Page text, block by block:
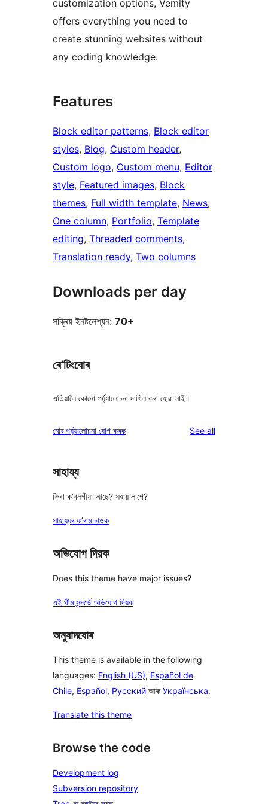
customization options, Vemity
offers everything you need to
create stunning websites without
any coding knowledge.
Features
Block editor patterns, Block editor
styles, Blog, Custom header
Custom logo, Custom menu, Editor
style, Featured images, Block
themes, Full width template, News
One column, Portfolio, Template
editing, Threaded comments
Translation ready, Two columns
Downloads per day
সক্ৰিয় ইনষ্টলেশ্যন: 70+
ৰে’টিংবোৰ
এতিয়ালৈ কোনো পৰ্য্যালোচনা দাখিল কৰা হোৱা নাই।
মোৰ পৰ্য্যালোচনা যোগ কৰক See allreviews
সাহায্য
কিবা ক’বলগীয়া আছে? সহায় লাগে?
সাহায্যৰ ফ’ৰাম চাওক
অভিযোগ দিয়ক
Does this theme have major issues?
এই থীম সন্দৰ্ভে অভিযোগ দিয়ক
অনুবাদবোৰ
This theme is available in the following
languages: English (US), Español de
Chile, Español, Русский আৰুУкраїнська.
Translate this theme
Browse the code
Development log
Subversion repository